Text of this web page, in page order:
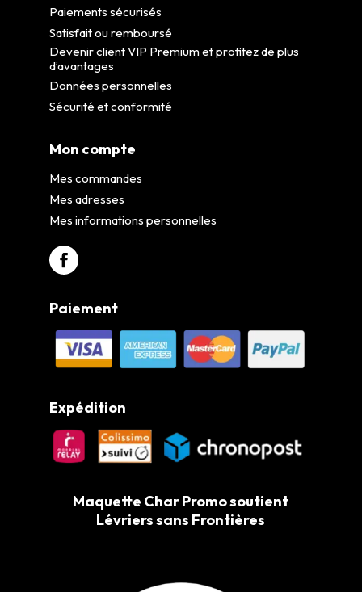
Paiements sécurisés
Satisfait ou remboursé
Devenir client VIP Premium et profitez de plus
d’avantages
Données personnelles
Sécurité et conformité
Mon compte
Mes commandes
Mes adresses
Mes informations personnelles
Paiement
Expédition
Maquette Char Promo soutient
Lévriers sans Frontières